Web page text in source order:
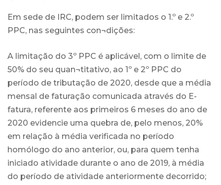
Em sede de IRC, podem ser limitados o 1.º e 2.º
PPC, nas seguintes con¬dições:
A limitação do 3º PPC é aplicável, com o limite de
50% do seu quan¬titativo, ao 1º e 2º PPC do
período de tributação de 2020, desde que a média
mensal de faturação comunicada através do E-
fatura, referente aos primeiros 6 meses do ano de
2020 evidencie uma quebra de, pelo menos, 20%
em relação à média verificada no período
homólogo do ano anterior, ou, para quem tenha
iniciado atividade durante o ano de 2019, à média
do período de atividade anteriormente decorrido;